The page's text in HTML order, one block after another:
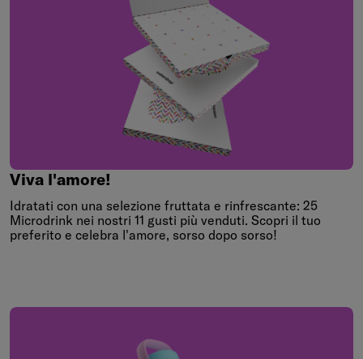
Viva l'amore!
Viva l'amore!
Idratati con una selezione fruttata e rinfrescante: 25
Microdrink nei nostri 11 gusti più venduti. Scopri il tuo
preferito e celebra l'amore, sorso dopo sorso!